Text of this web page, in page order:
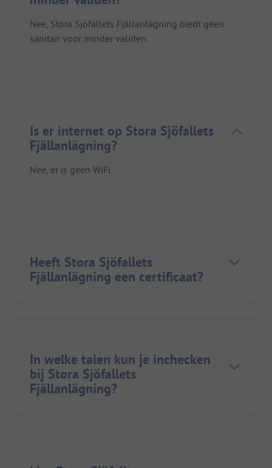
Nee, Stora Sjöfallets Fjällanlägning biedt geen
sanitair voor minder validen.
Is er internet op Stora Sjöfallets
Fjällanlägning?
Nee, er is geen WiFi.
Heeft Stora Sjöfallets
Fjällanlägning een certificaat?
In welke talen kun je inchecken
bij Stora Sjöfallets
Fjällanlägning?